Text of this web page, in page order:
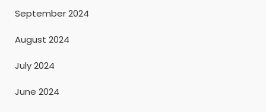
September 2024
August 2024
July 2024
June 2024